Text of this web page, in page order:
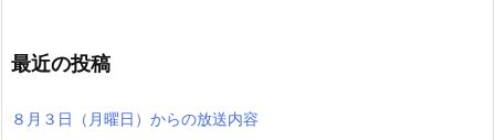
最近の投稿
８月３日（月曜日）からの放送内容